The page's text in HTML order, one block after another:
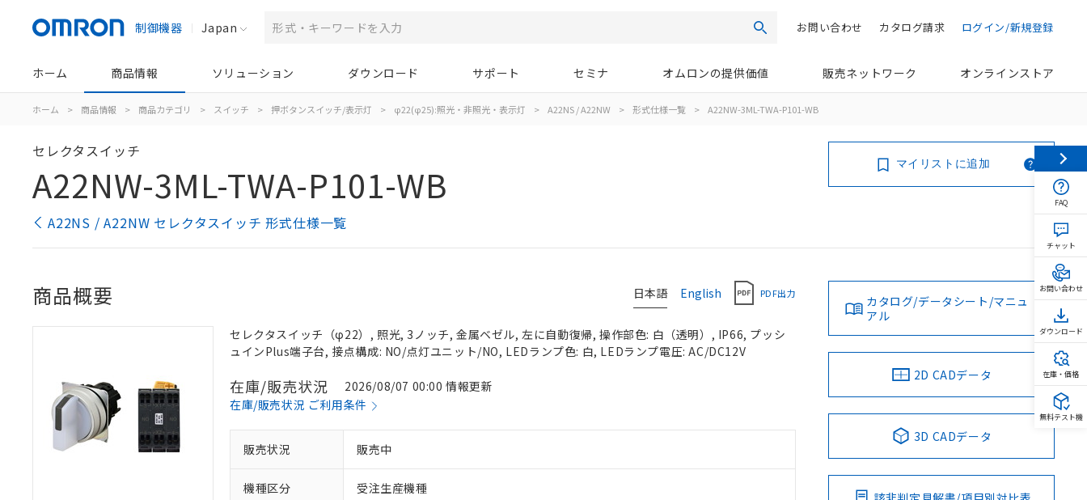
制御機器 Japan 検索 ログイン/新規登録
カタログ請求
お問い合わせ
ホーム 商品情報 ソリューション ダウンロード サポート セミナ オムロンの提供価値 販売ネットワーク オンラインストア
ホーム > 商品情報 > 商品カテゴリ > スイッチ > 押ボタンスイッチ/表示灯 > φ22(φ25):照光・非照光・表示灯 > A22NS / A22NW > 形式仕様一覧 > A22NW-3ML-TWA-P101-WB
セレクタスイッチ
A22NW-3ML-TWA-P101-WB
A22NS / A22NW セレクタスイッチ 形式仕様一覧
マイリストに追加
日本語 English PDF出力
商品概要
セレクタスイッチ（φ22）, 照光, 3ノッチ, 金属ベゼル, 左に自動復帰, 操作部色: 白（透明）, IP66, プッシ
ュインPlus端子台, 接点構成: NO/点灯ユニット/NO, LEDランプ色: 白, LEDランプ電圧: AC/DC12V
在庫/販売状況
2026/08/07 00:00 情報更新
在庫/販売状況 ご利用条件
販売状況 販売中
機種区分 受注生産機種
カタログ/データシート/マニュ
アル
2D CADデータ
3D CADデータ
FAQ
チャット
お問い合わせ
ダウンロード
在庫・価格
無料テスト機